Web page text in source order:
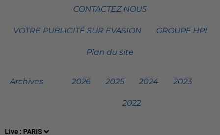
Live : PARIS
CONTACTEZ NOUS
VOTRE PUBLICITÉ SUR EVASION GROUPE HPI
Plan du site
Archives 2026 2025 2024 2023
2022